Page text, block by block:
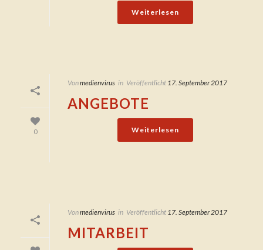
Weiterlesen
0
Vonmedienvirus in Veröffentlicht 17. September 2017
ANGEBOTE
Weiterlesen
Vonmedienvirus in Veröffentlicht 17. September 2017
MITARBEIT